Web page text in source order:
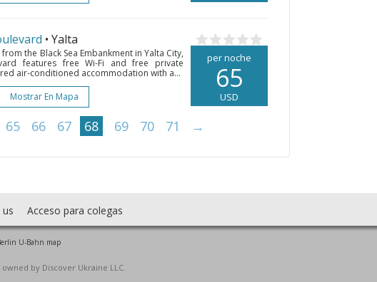
per noche
65
USD
• Yalta
the Black Sea Embankment in Yalta City,
features free Wi-Fi and free private
air-conditioned accommodation with a...
Mostrar En Mapa
65 66 67 68 69 70 71 →
Acceso para colegas
U-Bahn map
by Discover Ukraine LLC.